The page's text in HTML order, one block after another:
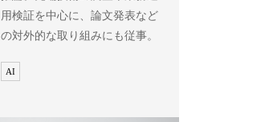
用検証を中心に、論文発表など
の対外的な取り組みにも従事。
AI